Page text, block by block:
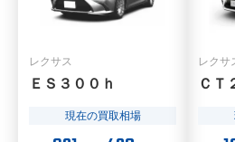
レクサス
ＥＳ３００ｈ
現在の買取相場
レクサ
ＣＴ